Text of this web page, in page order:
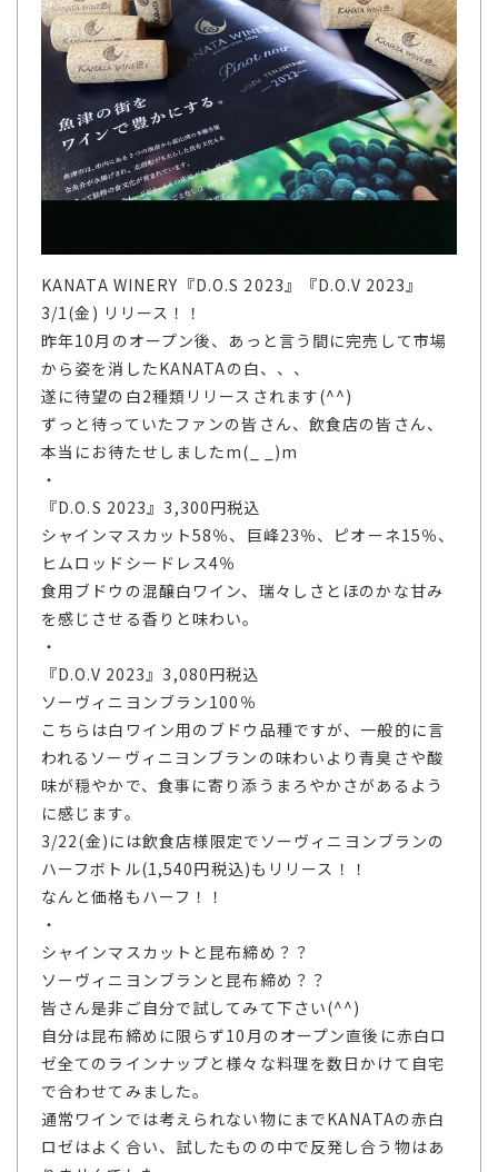
KANATA WINERY『D.O.S 2023』『D.O.V 2023』
3/1(金) リリース！！
昨年10月のオープン後、あっと言う間に完売して市場
から姿を消したKANATAの白、、、
遂に待望の白2種類リリースされます(^^)
ずっと待っていたファンの皆さん、飲食店の皆さん、
本当にお待たせしましたm(_ _)m
・
『D.O.S 2023』3,300円税込
シャインマスカット58％、巨峰23％、ピオーネ15％、
ヒムロッドシードレス4％
食用ブドウの混醸白ワイン、瑞々しさとほのかな甘み
を感じさせる香りと味わい。
・
『D.O.V 2023』3,080円税込
ソーヴィニヨンブラン100％
こちらは白ワイン用のブドウ品種ですが、一般的に言
われるソーヴィニヨンブランの味わいより青臭さや酸
味が穏やかで、食事に寄り添うまろやかさがあるよう
に感じます。
3/22(金)には飲食店様限定でソーヴィニヨンブランの
ハーフボトル(1,540円税込)もリリース！！
なんと価格もハーフ！！
・
シャインマスカットと昆布締め？？
ソーヴィニヨンブランと昆布締め？？
皆さん是非ご自分で試してみて下さい(^^)
自分は昆布締めに限らず10月のオープン直後に赤白ロ
ゼ全てのラインナップと様々な料理を数日かけて自宅
で合わせてみました。
通常ワインでは考えられない物にまでKANATAの赤白
ロゼはよく合い、試したものの中で反発し合う物はあ